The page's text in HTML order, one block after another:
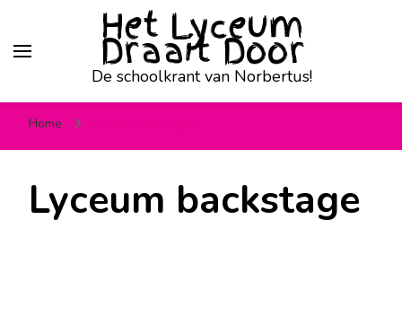
Het Lyceum
Draait Door
De schoolkrant van Norbertus!
Home
Lyceum backstage